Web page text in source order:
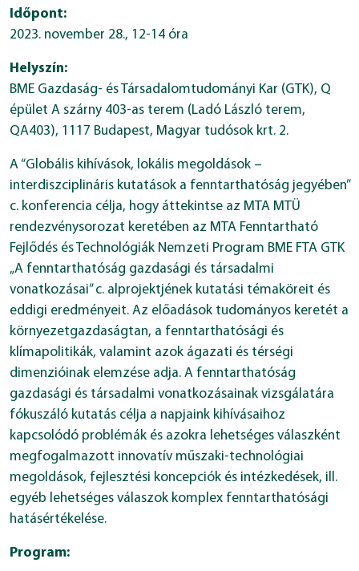
Időpont:
2023. november 28., 12-14 óra
Helyszín:
BME Gazdaság- és Társadalomtudományi Kar (GTK), Q
épület A szárny 403-as terem (Ladó László terem,
QA403), 1117 Budapest, Magyar tudósok krt. 2.
A “Globális kihívások, lokális megoldások –
interdiszciplináris kutatások a fenntarthatóság jegyében”
c. konferencia célja, hogy áttekintse az MTA MTÜ
rendezvénysorozat keretében az MTA Fenntartható
Fejlődés és Technológiák Nemzeti Program BME FTA GTK
„A fenntarthatóság gazdasági és társadalmi
vonatkozásai” c. alprojektjének kutatási témaköreit és
eddigi eredményeit. Az előadások tudományos keretét a
környezetgazdaságtan, a fenntarthatósági és
klímapolitikák, valamint azok ágazati és térségi
dimenzióinak elemzése adja. A fenntarthatóság
gazdasági és társadalmi vonatkozásainak vizsgálatára
fókuszáló kutatás célja a napjaink kihívásaihoz
kapcsolódó problémák és azokra lehetséges válaszként
megfogalmazott innovatív műszaki-technológiai
megoldások, fejlesztési koncepciók és intézkedések, ill.
egyéb lehetséges válaszok komplex fenntarthatósági
hatásértékelése.
Program: